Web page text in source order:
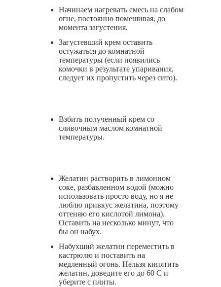
Начинаем нагревать смесь на слабом
огне, постоянно помешивая, до
момента загустения.
Загустевший крем оставить
остужаться до комнатной
температуры (если появились
комочки в результате упаривания,
следует их пропустить через сито).
Взбить полученный крем со
сливочным маслом комнатной
температуры.
Желатин растворить в лимонном
соке, разбавленном водой (можно
использовать просто воду, но я не
люблю привкус желатина, поэтому
оттеняю его кислотой лимона).
Оставить на несколько минут, что
бы он набух.
Набухший желатин переместить в
кастрюлю и поставить на
медленный огонь. Нельзя кипятить
желатин, доведите его до 60 С и
уберите с плиты.